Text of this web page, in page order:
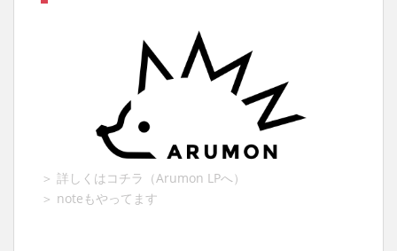
＞ 詳しくはコチラ（Arumon LPへ）
＞ noteもやってます